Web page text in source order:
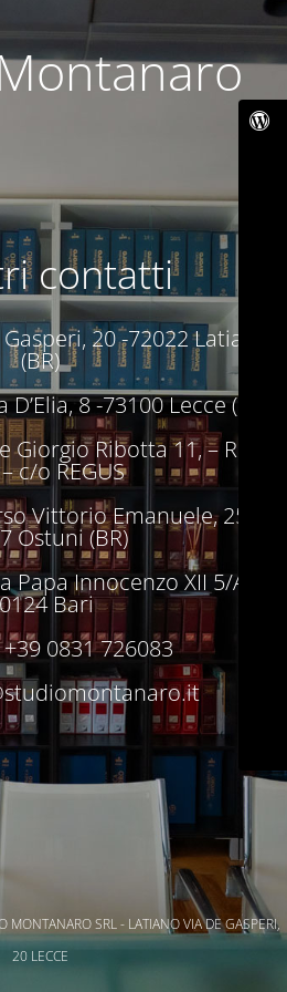
contatti
20 -72022 Latiano
(BR)
8 -73100 Lecce (LE)
Giorgio Ribotta 11, – Roma
c/o REGUS
Vittorio Emanuele, 250 –
Ostuni (BR)
Papa Innocenzo XII 5/A –
Bari
0831 726083
SRL - LATIANO VIA DE GASPERI,
20 LECCE